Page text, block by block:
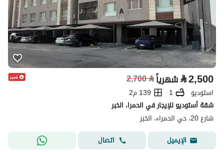
⃁2,500 شهرياً⃁
2,700
استوديو 1
139 م2
شقة أستوديو للإيجار في الحمرا، الخبر
شارع 20، حي الحمراء، الخبر
الإيميل
اتصال